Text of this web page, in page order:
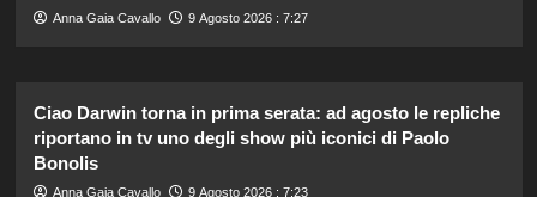
Anna Gaia Cavallo 9 Agosto 2026 : 7:27
Ciao Darwin torna in prima serata: ad agosto le repliche
riportano in tv uno degli show più iconici di Paolo
Bonolis
Anna Gaia Cavallo 9 Agosto 2026 : 7:23